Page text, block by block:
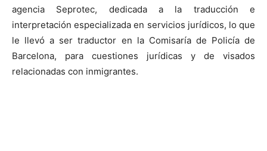
agencia Seprotec, dedicada a la traducción e
interpretación especializada en servicios jurídicos, lo que
le llevó a ser traductor en la Comisaría de Policía de
Barcelona, para cuestiones jurídicas y de visados
relacionadas con inmigrantes.